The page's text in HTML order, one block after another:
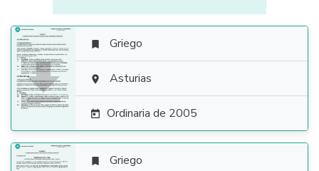

 Griego
 Asturias
 Ordinaria de 2005
 Griego